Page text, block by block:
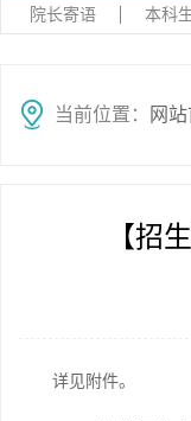
院长寄语 本科
当前位置： 网
【招
详见附件。